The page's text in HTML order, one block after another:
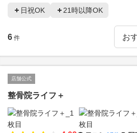
日祝OK 21時以降OK
6 件
店舗公式
整骨院ライフ＋